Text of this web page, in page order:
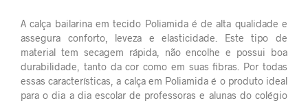
A calça bailarina em tecido Poliamida é de alta qualidade e
assegura conforto, leveza e elasticidade. Este tipo de
material tem secagem rápida, não encolhe e possui boa
durabilidade, tanto da cor como em suas fibras. Por todas
essas características, a calça em Poliamida é o produto ideal
para o dia a dia escolar de professoras e alunas do colégio